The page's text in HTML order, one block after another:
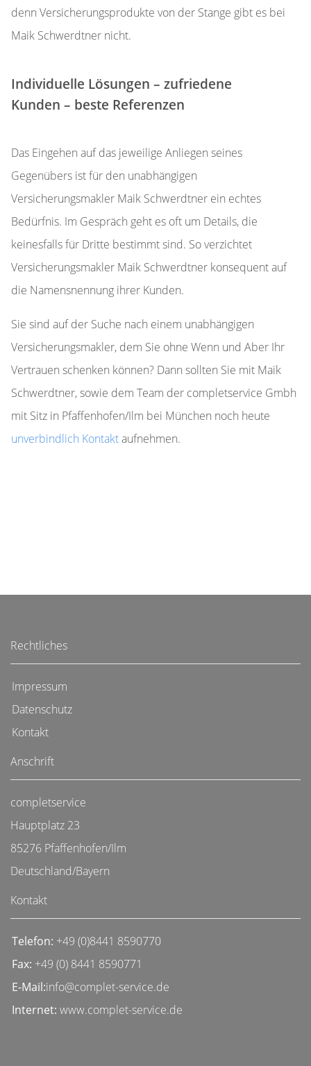
denn Versicherungsprodukte von der Stange gibt es bei
Maik Schwerdtner nicht.
Individuelle Lösungen – zufriedene
Kunden – beste Referenzen
Das Eingehen auf das jeweilige Anliegen seines
Gegenübers ist für den unabhängigen
Versicherungsmakler Maik Schwerdtner ein echtes
Bedürfnis. Im Gespräch geht es oft um Details, die
keinesfalls für Dritte bestimmt sind. So verzichtet
Versicherungsmakler Maik Schwerdtner konsequent auf
die Namensnennung ihrer Kunden.
Sie sind auf der Suche nach einem unabhängigen
Versicherungsmakler, dem Sie ohne Wenn und Aber Ihr
Vertrauen schenken können? Dann sollten Sie mit Maik
Schwerdtner, sowie dem Team der completservice Gmbh
mit Sitz in Pfaffenhofen/Ilm bei München noch heute
unverbindlich Kontaktaufnehmen.
Rechtliches
Impressum
Datenschutz
Kontakt
Anschrift
completservice
Hauptplatz 23
85276 Pfaffenhofen/Ilm
Deutschland/Bayern
Kontakt
Telefon: +49 (0)8441 8590770
Fax: +49 (0) 8441 8590771
E-Mail:info@complet-service.de
Internet: www.complet-service.de